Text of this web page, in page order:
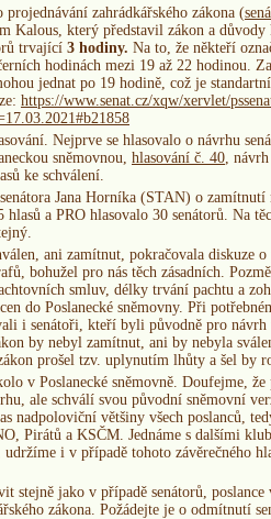
zahrádkářského zákona (
Kalous, který představil zákon a
trvající 3 hodiny. Na to, že někteří
hodinách mezi 19 až 22 hodinou.
jednat po 19 hodině, což je
https://www.senat.cz/xqw/xervlet/
Nejprve se hlasovalo o návrhu
sněmovnou, hlasování č. 40,
ke schválení.
Jana Horníka (STAN) o zamítnutí
a PRO hlasovalo 30 senátorů. Na
ani zamítnut, pokračovala diskuze
bohužel pro nás těch zásadních.
smluv, délky trvání pachtu a
do Poslanecké sněmovny. Při
i senátoři, kteří byli původně pro
by nebyl zamítnut, ani by nebyla
prošel tzv. uplynutím lhůty a šel by
v Poslanecké sněmovně. Doufejme,
ale schválí svou původní sněmovní
nadpoloviční většiny všech poslanců,
Pirátů a KSČM. Jednáme s dalšími
i v případě tohoto závěrečného
stejně jako v případě senátorů,
zákona. Požádejte je o odmítnutí